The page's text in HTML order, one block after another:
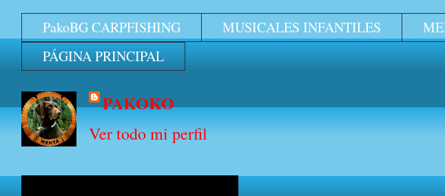
PakoBG CARPFISHING MUSICALES INFANTILES
PÁGINA PRINCIPAL
PAKOKO
Ver todo mi perfil